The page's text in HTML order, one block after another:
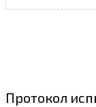
Протокол